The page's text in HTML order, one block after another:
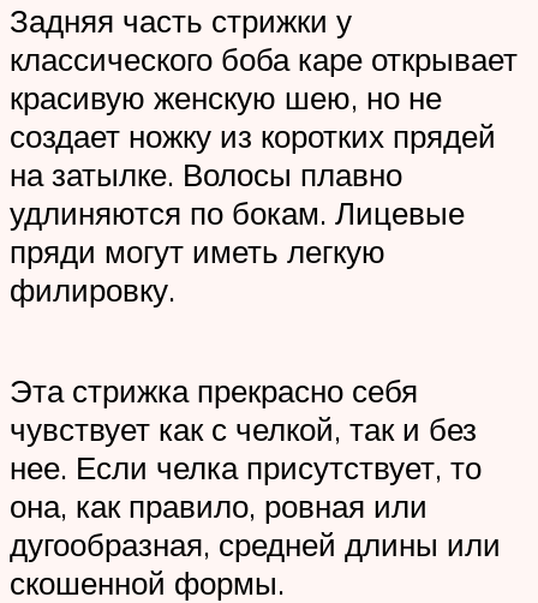
Задняя часть стрижки у
классического боба каре открывает
красивую женскую шею, но не
создает ножку из коротких прядей
на затылке. Волосы плавно
удлиняются по бокам. Лицевые
пряди могут иметь легкую
филировку.
Эта стрижка прекрасно себя
чувствует как с челкой, так и без
нее. Если челка присутствует, то
она, как правило, ровная или
дугообразная, средней длины или
скошенной формы.